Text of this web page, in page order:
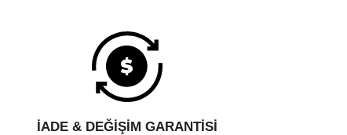
İADE & DEĞİŞİM GARANTİSİ